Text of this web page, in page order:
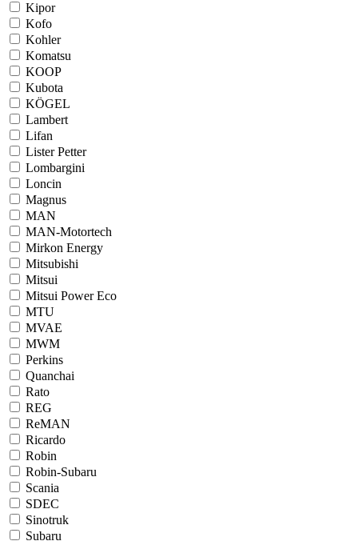
Kipor
Kofo
Kohler
Komatsu
KOOP
Kubota
KÖGEL
Lambert
Lifan
Lister Petter
Lombargini
Loncin
Magnus
MAN
MAN-Motortech
Mirkon Energy
Mitsubishi
Mitsui
Mitsui Power Eco
MTU
MVAE
MWM
Perkins
Quanchai
Rato
REG
ReMAN
Ricardo
Robin
Robin-Subaru
Scania
SDEC
Sinotruk
Subaru